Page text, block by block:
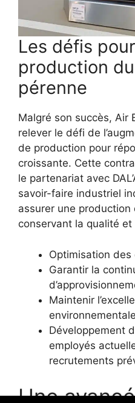
Les défis
production
pérenne
Malgré son succès, Air
relever le défi de
de production pour
croissante. Cette
le partenariat avec
savoir-faire industriel
assurer une production
conservant la qualité et
Optimisation
Garantir la
Maintenir
environnementale
Développement
employés
recrutements
Une